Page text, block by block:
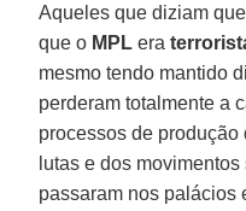
Aqueles que diziam
que o MPLera
mesmo tendo mantido
perderam totalmente a
processos de
lutas e dos
passaram nos palácios